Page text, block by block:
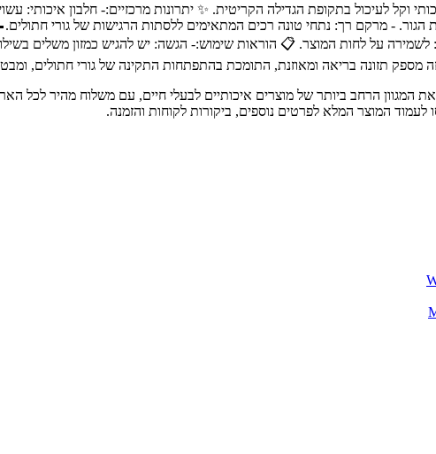
לאנרגיה. - מים לבישול: לשמירה על לחות המוצר. 📋 הוראות שימוש:- הגשה: יש להגיש כמזון
תזונה בריאה ומאוזנת, התומכת בהתפתחות התקינה של גורי חתולים,
מובילה בחיפה והצפון, עם מעל 30 שנות ניסיון. מציעה את המגוון הרחב ביותר של מוצרים איכותיים לבעלי חיים,